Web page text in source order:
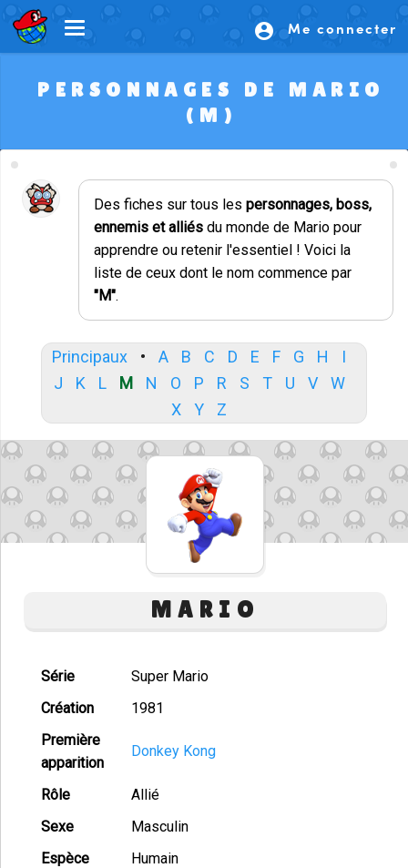
account_circle Me connecter
PERSONNAGES DE MARIO
(M)
Des fiches sur tous les personnages, boss,
ennemis et alliés du monde de Mario pour
apprendre ou retenir l'essentiel ! Voici la
liste de ceux dont le nom commence par
"M".
Principaux • A B C D E F G H
I
J
K L M N O P R S T U V
W
X
Y Z
MARIO
Série
Super Mario
Création
1981
Première
apparition
Donkey Kong
Rôle
Allié
Sexe
Masculin
Espèce
Humain